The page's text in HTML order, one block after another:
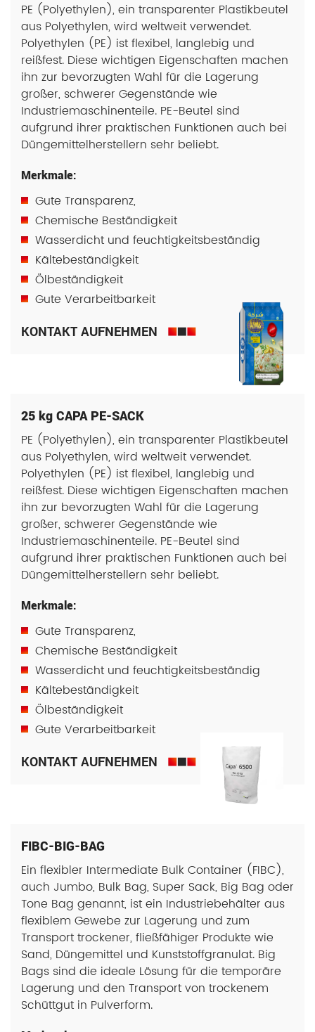
PE (Polyethylen), ein transparenter Plastikbeutel
aus Polyethylen, wird weltweit verwendet.
Polyethylen (PE) ist flexibel, langlebig und
reißfest. Diese wichtigen Eigenschaften machen
ihn zur bevorzugten Wahl für die Lagerung
großer, schwerer Gegenstände wie
Industriemaschinenteile. PE-Beutel sind
aufgrund ihrer praktischen Funktionen auch bei
Düngemittelherstellern sehr beliebt.
Merkmale:
Gute Transparenz,
Chemische Beständigkeit
Wasserdicht und feuchtigkeitsbeständig
Kältebeständigkeit
Ölbeständigkeit
Gute Verarbeitbarkeit
KONTAKT AUFNEHMEN
25 kg CAPA PE-SACK
PE (Polyethylen), ein transparenter Plastikbeutel
aus Polyethylen, wird weltweit verwendet.
Polyethylen (PE) ist flexibel, langlebig und
reißfest. Diese wichtigen Eigenschaften machen
ihn zur bevorzugten Wahl für die Lagerung
großer, schwerer Gegenstände wie
Industriemaschinenteile. PE-Beutel sind
aufgrund ihrer praktischen Funktionen auch bei
Düngemittelherstellern sehr beliebt.
Merkmale:
Gute Transparenz,
Chemische Beständigkeit
Wasserdicht und feuchtigkeitsbeständig
Kältebeständigkeit
Ölbeständigkeit
Gute Verarbeitbarkeit
KONTAKT AUFNEHMEN
FIBC-BIG-BAG
Ein flexibler Intermediate Bulk Container (FIBC),
auch Jumbo, Bulk Bag, Super Sack, Big Bag oder
Tone Bag genannt, ist ein Industriebehälter aus
flexiblem Gewebe zur Lagerung und zum
Transport trockener, fließfähiger Produkte wie
Sand, Düngemittel und Kunststoffgranulat. Big
Bags sind die ideale Lösung für die temporäre
Lagerung und den Transport von trockenem
Schüttgut in Pulverform.